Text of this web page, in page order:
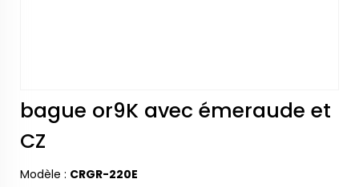
bague or9K avec émeraude et
CZ
Modèle : CRGR-220E